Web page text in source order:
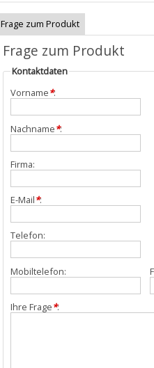
Frage zum Produkt
Frage zum Produkt
Kontaktdaten
Vorname*:
Nachname*:
Firma:
E-Mail*:
Telefon:
Mobiltelefon:
Ihre Frage*: